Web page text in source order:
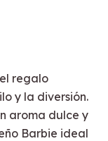
regalo
y la diversión.
aroma dulce y
Barbie ideal